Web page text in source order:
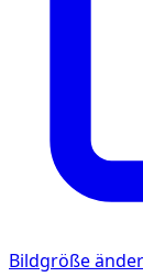
Bildgröße